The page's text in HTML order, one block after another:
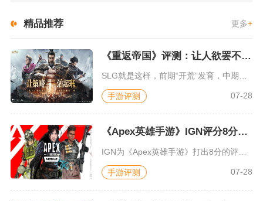
精品推荐 更多+
《重返帝国》评测：让人欲罢不能的新一代策略游戏
手游评测 07-28
《Apex英雄手游》IGN评分8分：对游戏未来抱有期待
IGN为《Apex英雄手游》打出8分的评价，测评者认为，《A...
手游评测 07-28